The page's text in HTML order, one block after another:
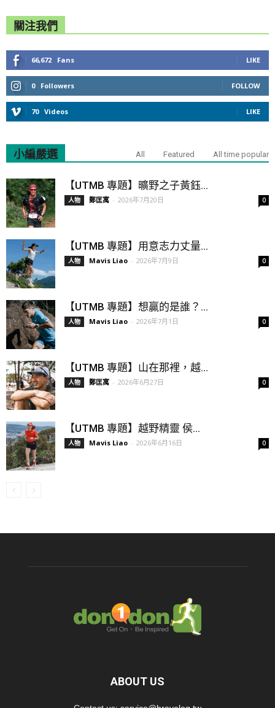
關注我們
66,672 Fans LIKE
0 Followers FOLLOW
70 Videos LIKE
小編嚴選 All Featured All time popular
【UTMB 專題】曠野之子黃鈺...
人物 鄭匡寓 - 2026年7月20日 0
【UTMB 專題】用意志力丈量...
人物 Mavis Liao - 2026年7月9日 0
【UTMB 專題】想贏的是誰？...
人物 Mavis Liao - 2026年7月1日 0
【UTMB 專題】山在那裡，越...
人物 鄭匡寓 - 2026年6月27日 0
【UTMB 專題】越野精靈 侯...
人物 Mavis Liao - 2026年6月16日 0
ABOUT US